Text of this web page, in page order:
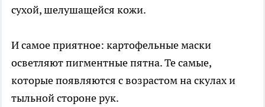
сухой, шелушащейся кожи.
И самое приятное: картофельные маски
осветляют пигментные пятна. Те самые,
которые появляются с возрастом на скулах и
тыльной стороне рук.